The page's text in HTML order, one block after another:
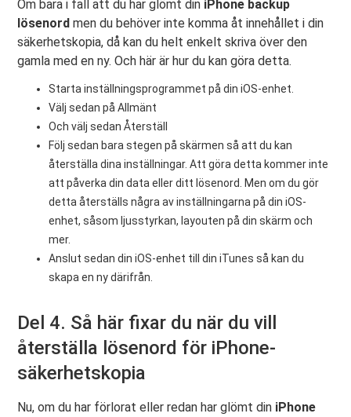
Om bara i fall att du har glömt din iPhone backup
lösenord men du behöver inte komma åt innehållet i din
säkerhetskopia, då kan du helt enkelt skriva över den
gamla med en ny. Och här är hur du kan göra detta.
Starta inställningsprogrammet på din iOS-enhet.
Välj sedan på Allmänt
Och välj sedan Återställ
Följ sedan bara stegen på skärmen så att du kan
återställa dina inställningar. Att göra detta kommer inte
att påverka din data eller ditt lösenord. Men om du gör
detta återställs några av inställningarna på din iOS-
enhet, såsom ljusstyrkan, layouten på din skärm och
mer.
Anslut sedan din iOS-enhet till din iTunes så kan du
skapa en ny därifrån.
Del 4. Så här fixar du när du vill
återställa lösenord för iPhone-
säkerhetskopia
Nu, om du har förlorat eller redan har glömt din iPhone